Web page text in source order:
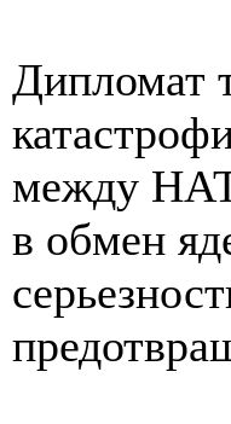
Дипломат
между
в обмен